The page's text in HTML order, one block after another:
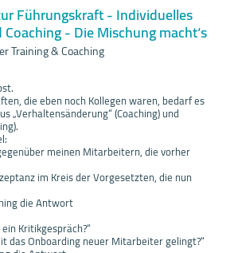
Führungskraft - Individuelles
- Die Mischung macht‘s
Training & Coaching
die eben noch Kollegen waren, bedarf es
„Verhaltensänderung“ (Coaching) und
meinen Mitarbeitern, die vorher
im Kreis der Vorgesetzten, die nun
die Antwort
Kritikgespräch?“
das Onboarding neuer Mitarbeiter gelingt?“